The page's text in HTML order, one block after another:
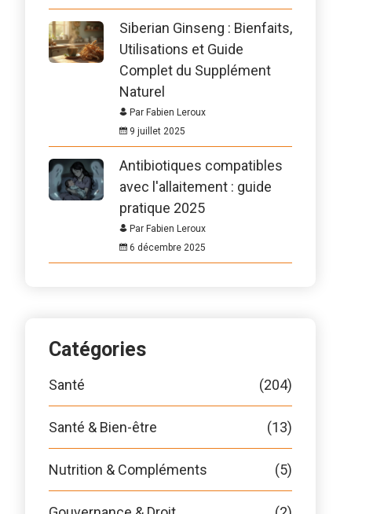
Siberian Ginseng : Bienfaits,
Utilisations et Guide
Complet du Supplément
Naturel
Par Fabien Leroux
9 juillet 2025
Antibiotiques compatibles
avec l'allaitement : guide
pratique 2025
Par Fabien Leroux
6 décembre 2025
Catégories
Santé (204)
Santé & Bien-être (13)
Nutrition & Compléments (5)